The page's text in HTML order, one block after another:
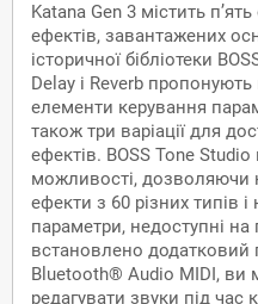
Katana Gen 3 містить
ефектів, завантажених
історичної бібліотеки
Delay і Reverb
елементи керування
також три варіації для
ефектів. BOSS Tone Studio
можливості, дозволяючи
ефекти з 60 різних типів
параметри, недоступні
встановлено додатковий
Bluetooth® Audio MIDI, ви
редагувати звуки під